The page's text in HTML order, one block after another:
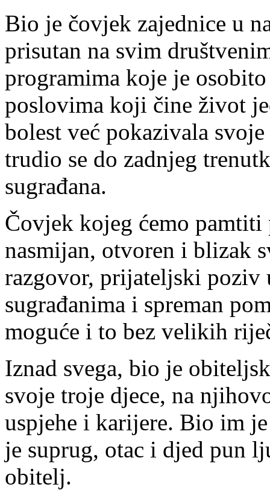
Bio je čovjek zajednice u
prisutan na svim
programima koje je
poslovima koji čine život
bolest već pokazivala
trudio se do zadnjeg
sugrađana.
Čovjek kojeg ćemo
nasmijan, otvoren i blizak
razgovor, prijateljski poziv
sugrađanima i spreman
moguće i to bez velikih
Iznad svega, bio je
svoje troje djece, na
uspjehe i karijere. Bio im
je suprug, otac i djed pun
obitelj.